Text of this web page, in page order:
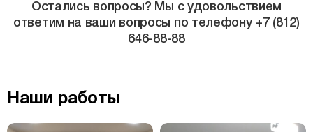
Остались вопросы? Мы с удовольствием
ответим на ваши вопросы по телефону +7 (812)
646-88-88
Наши работы